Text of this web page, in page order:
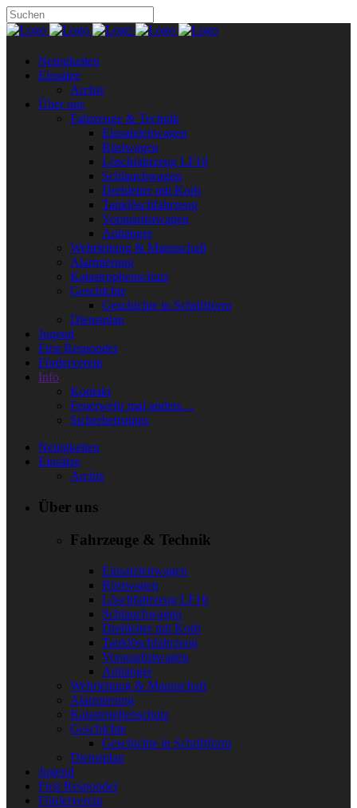
Neuigkeiten
Einsätze
Archiv
Über uns
Fahrzeuge & Technik
Einsatzleitwagen
Rüstwagen
Löschfahrzeug LF10
Schlauchwagen
Drehleiter mit Korb
Tanklöschfahrzeug
Vorausrüstwagen
Anhänger
Wehrleitung & Mannschaft
Alarmierung
Katastrophenschutz
Geschichte
Geschichte in Schriftform
Dienstplan
Jugend
First Responder
Förderverein
Info
Kontakt
Feuerwehr mal anders…
Sicherheitstipps
Neuigkeiten
Einsätze
Archiv
Über uns
Fahrzeuge & Technik
Einsatzleitwagen
Rüstwagen
Löschfahrzeug LF10
Schlauchwagen
Drehleiter mit Korb
Tanklöschfahrzeug
Vorausrüstwagen
Anhänger
Wehrleitung & Mannschaft
Alarmierung
Katastrophenschutz
Geschichte
Geschichte in Schriftform
Dienstplan
Jugend
First Responder
Förderverein